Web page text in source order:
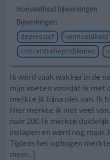
Hoeveelheid bijwerkingen
Bijwerkingen
depressief
vermoeidheid
concentratieproblemen
Ik word vaak wakker in de
mijn voeten voordat ik met
merkte ik bijna niet van. Ik
Hier merkte ik niet veel
naar 200. Ik merkte
inslapen en werd nog maar
Tijdens het ophogen
meer...]